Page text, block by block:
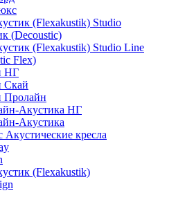
(Flexakustik) Studio
(Decoustic)
(Flexakustik) Studio Line
Flex)
НГ
Скай
Пролайн
Акустика НГ
Акустика
Акустические кресла
(Flexakustik)